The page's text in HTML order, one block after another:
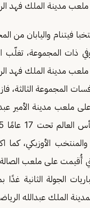
مدينة الملك فهد
فيتنام واليابان
ذات المجموعة، تغلّب
مدينة الملك فهد
المجموعة الثالثة،
على ملعب مدينة الأمير
17 عامًا 2025، التي ستُقام في
الأوزبكي، كما
أُقيمت على ملعب
الجولة الثانية غدًا
الملك عبدالله